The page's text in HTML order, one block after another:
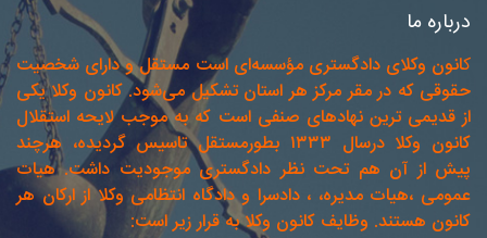
درباره ما
کانون وکلای دادگستری مؤسسه‌ای است مستقل و دارای شخصیت
حقوقی که در مقر مرکز هر استان تشکیل می‌شود. کانون وکلا یکی
از قدیمی ترین نهادهای صنفی است که به موجب لایحه استقلال
کانون وکلا درسال ١٣٣٣ بطورمستقل تاسیس گردیده، هرچند
پیش از آن هم تحت نظر دادگستری موجودیت داشت. هیات
عمومی ،هیات مدیره، ، دادسرا و دادگاه انتظامی وکلا از ارکان هر
کانون هستند. وظایف کانون وکلا به قرار زیر است: